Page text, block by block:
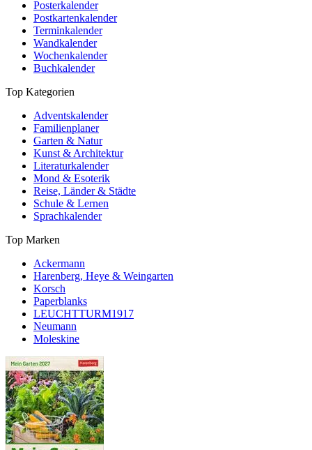
Posterkalender
Postkartenkalender
Terminkalender
Wandkalender
Wochenkalender
Buchkalender
Top Kategorien
Adventskalender
Familienplaner
Garten & Natur
Kunst & Architektur
Literaturkalender
Mond & Esoterik
Reise, Länder & Städte
Schule & Lernen
Sprachkalender
Top Marken
Ackermann
Harenberg, Heye & Weingarten
Korsch
Paperblanks
LEUCHTTURM1917
Neumann
Moleskine